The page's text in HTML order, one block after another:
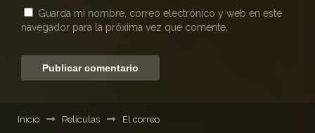
Guarda mi nombre, correo electrónico y web en este
navegador para la próxima vez que comente.
Inicio Películas El correo